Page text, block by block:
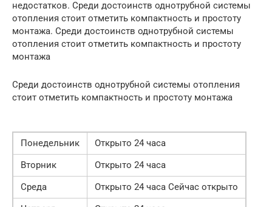
недостатков. Среди достоинств однотрубной системы
отопления стоит отметить компактность и простоту
монтажа. Среди достоинств однотрубной системы
отопления стоит отметить компактность и простоту
монтажа
Среди достоинств однотрубной системы отопления
стоит отметить компактность и простоту монтажа
Понедельник
Открыто 24 часа
Вторник
Открыто 24 часа
Среда
Открыто 24 часа Сейчас открыто